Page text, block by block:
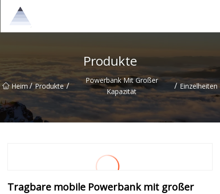
Produkte
Heim/ Produkte /
Powerbank Mit Großer
Kapazität
/ Einzelheiten
Tragbare mobile Powerbank mit großer